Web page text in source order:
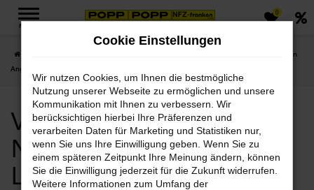
Zum
MENÜ
0
Volvo Hof, Volvo XC60 Neuwagen
Angebote mit Lieferservice nach Hof
Volvo Hof, Volvo XC60
Neuwagen Angebote mit
Lieferservice nach Hof
Cookie Einstellungen
Wir nutzen Cookies, um Ihnen die bestmögliche
Nutzung unserer Webseite zu ermöglichen und unsere
Kommunikation mit Ihnen zu verbessern. Wir
berücksichtigen hierbei Ihre Präferenzen und
verarbeiten Daten für Marketing und Statistiken nur,
wenn Sie uns Ihre Einwilligung geben. Wenn Sie zu
einem späteren Zeitpunkt Ihre Meinung ändern, können
Sie die Einwilligung jederzeit für die Zukunft widerrufen.
Weitere Informationen zum Umfang der